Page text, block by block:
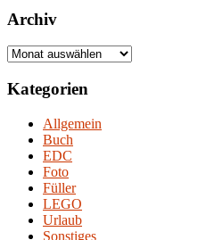
Archiv
Archiv
Kategorien
Allgemein
Buch
EDC
Foto
Füller
LEGO
Urlaub
Sonstiges